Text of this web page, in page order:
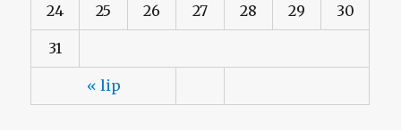
« lip
24 25 26 27 28 29 30
31